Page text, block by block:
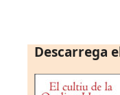
Descarrega